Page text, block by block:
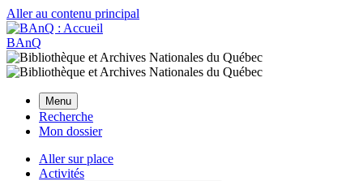
Aller au contenu principal
BAnQ
Menu
Recherche
Mon dossier
Aller sur place
Activités